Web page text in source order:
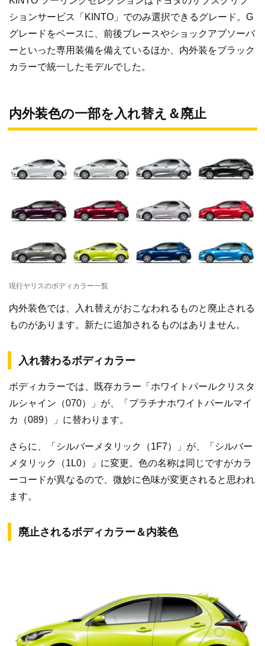
ションサービス「KINTO」でのみ選択できるグレード。G
グレードをベースに、前後ブレースやショックアブソーバ
ーといった専用装備を備えているほか、内外装をブラック
カラーで統一したモデルでした。
内外装色の一部を入れ替え＆廃止
現行ヤリスのボディカラー一覧
内外装色では、入れ替えがおこなわれるものと廃止される
ものがあります。新たに追加されるものはありません。
入れ替わるボディカラー
ボディカラーでは、既存カラー「ホワイトパールクリスタ
ルシャイン（070）」が、「プラチナホワイトパールマイ
カ（089）」に替わります。
さらに、「シルバーメタリック（1F7）」が、「シルバー
メタリック（1L0）」に変更。色の名称は同じですがカラ
ーコードが異なるので、微妙に色味が変更されると思われ
ます。
廃止されるボディカラー＆内装色